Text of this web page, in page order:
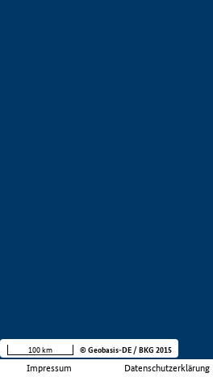
Impressum Datenschutzerklärung
100 km © Geobasis-DE / BKG 2015